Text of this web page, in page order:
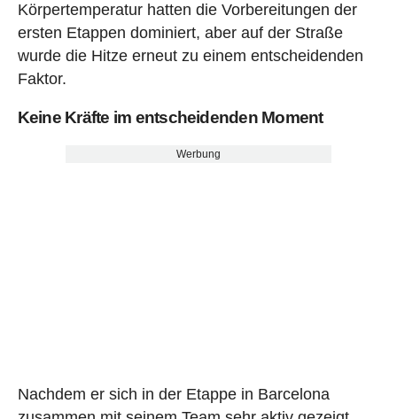
Körpertemperatur hatten die Vorbereitungen der
ersten Etappen dominiert, aber auf der Straße
wurde die Hitze erneut zu einem entscheidenden
Faktor.
Keine Kräfte im entscheidenden Moment
Werbung
Nachdem er sich in der Etappe in Barcelona